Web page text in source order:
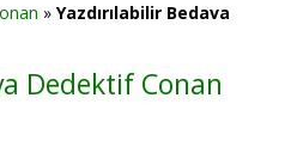
» Yazdırılabilir Bedava
Dedektif Conan